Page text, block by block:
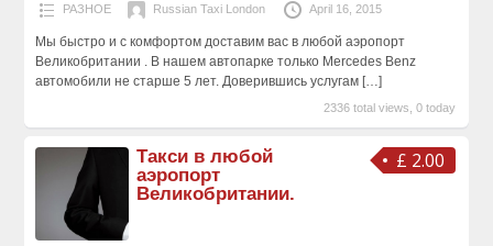
РАЗНОЕ Russian Taxi London April 16, 2015
Мы быстро и с комфортом доставим вас в любой аэропорт
Великобритании . В нашем автопарке только Mercedes Benz
автомобили не старше 5 лет. Доверившись услугам […]
2336 total views, 0 today
£ 2.00
Такси в любой
аэропорт
Великобритании.